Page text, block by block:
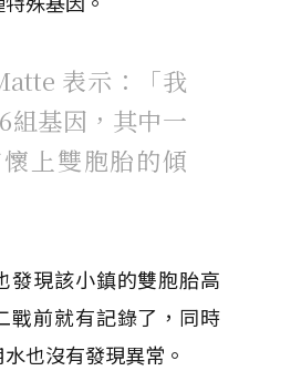
表示：「我
組基因，其中一
上雙胞胎的傾
發現該小鎮的雙胞胎高
戰前就有記錄了，同時
也沒有發現異常。